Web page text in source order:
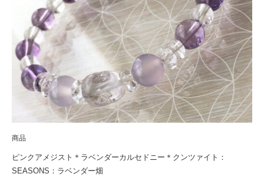
商品
ピンクアメジスト＊ラベンダーカルセドニー＊クンツァイト：
SEASONS：ラベンダー畑